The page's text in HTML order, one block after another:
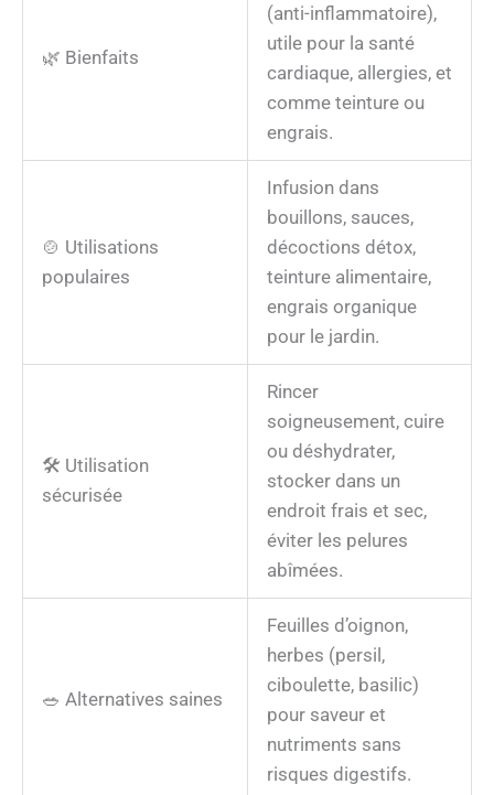
🌿 Bienfaits
(anti-inflammatoire),
utile pour la santé
cardiaque, allergies, et
comme teinture ou
engrais.
🍲 Utilisations
populaires
Infusion dans
bouillons, sauces,
décoctions détox,
teinture alimentaire,
engrais organique
pour le jardin.
🛠️ Utilisation
sécurisée
Rincer
soigneusement, cuire
ou déshydrater,
stocker dans un
endroit frais et sec,
éviter les pelures
abîmées.
🥗 Alternatives saines
Feuilles d’oignon,
herbes (persil,
ciboulette, basilic)
pour saveur et
nutriments sans
risques digestifs.